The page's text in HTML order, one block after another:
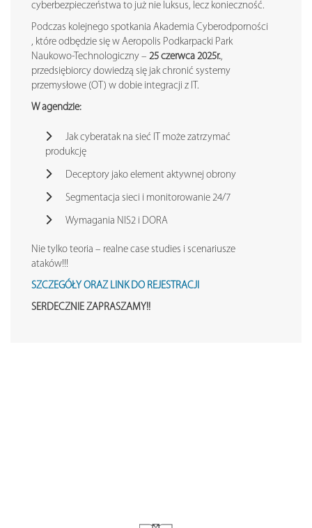
cyberbezpieczeństwa to już nie luksus, lecz konieczność.
Podczas kolejnego spotkania Akademia Cyberodporności
, które odbędzie się w Aeropolis Podkarpacki Park
Naukowo-Technologiczny – 25 czerwca 2025r.,
przedsiębiorcy dowiedzą się jak chronić systemy
przemysłowe (OT) w dobie integracji z IT.
W agendzie:
Jak cyberatak na sieć IT może zatrzymać
produkcję
Deceptory jako element aktywnej obrony
Segmentacja sieci i monitorowanie 24/7
Wymagania NIS2 i DORA
Nie tylko teoria – realne case studies i scenariusze
ataków!!!
SZCZEGÓŁY ORAZ LINK DO REJESTRACJI
SERDECZNIE ZAPRASZAMY!!